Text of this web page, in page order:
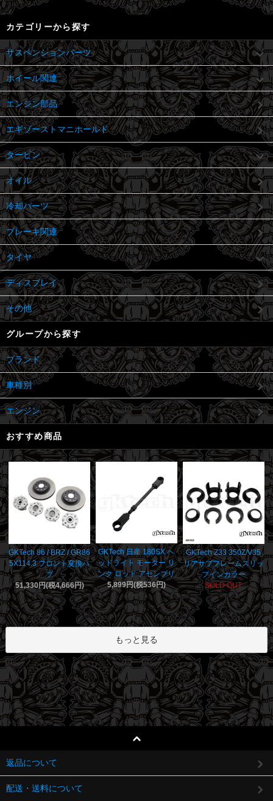
カテゴリーから探す
サスペンションパーツ
ホイール関連
エンジン部品
エギゾーストマニホールド
タービン
オイル
冷却パーツ
ブレーキ関連
タイヤ
ディスプレイ
その他
グループから探す
ブランド
車種別
エンジン
おすすめ商品
GKTech 86 / BRZ / GR86
5X114.3 フロント変換ハ
ブ
51,330円(税4,666円)
GKTech 日産 180SX ヘ
ッドライト モーター リ
ンク ロッド アセンブリ
5,899円(税536円)
GKTech Z33 350Z/V35
リアサブフレームスリッ
プインカラー
SOLD OUT
もっと見る
返品について
配送・送料について